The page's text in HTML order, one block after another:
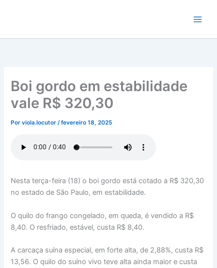
conteúdo
Boi gordo em estabilidade
vale R$ 320,30
Porviola.locutor/fevereiro 18, 2025
Nesta terça-feira (18) o boi gordo está cotado a R$ 320,30
no estado de São Paulo, em estabilidade.
O quilo do frango congelado, em queda, é vendido a R$
8,40. O resfriado, estável, custa R$ 8,40.
A carcaça suína especial, em forte alta, de 2,88%, custa R$
13,56. O quilo do suíno vivo teve alta ainda maior e custa